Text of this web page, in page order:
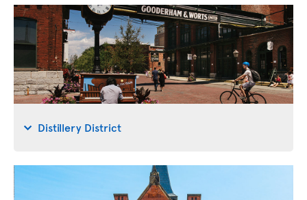
Distillery District